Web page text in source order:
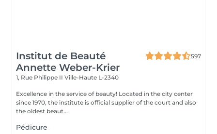
Institut de Beauté
Annette Weber-Krier
597
1, Rue Philippe II Ville-Haute L-2340
Excellence in the service of beauty! Located in the city center
since 1970, the institute is official supplier of the court and also
the oldest beaut...
Pédicure